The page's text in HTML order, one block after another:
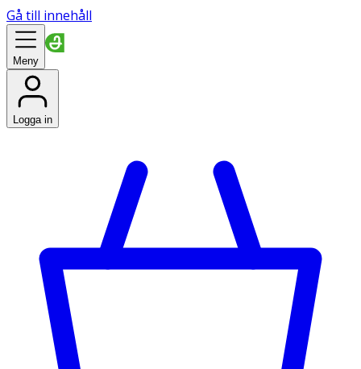
Gå till innehåll
Meny
Logga in